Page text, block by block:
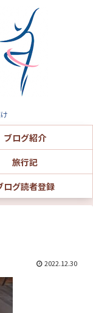
ブログ紹介
旅行記
ログ読者登録
2022.12.30